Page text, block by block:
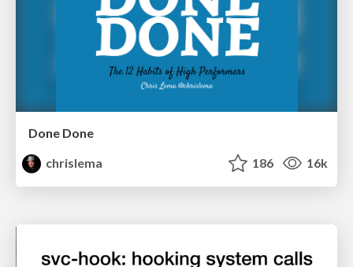
Done Done
chrislema
186 16k